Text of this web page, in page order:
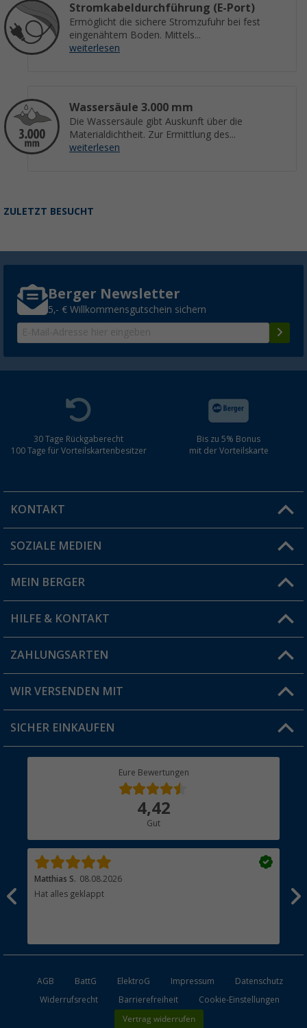
Stromkabeldurchführung (E-Port)
Ermöglicht die sichere Stromzufuhr bei fest
eingenähtem Boden. Mittels...
weiterlesen
Wassersäule 3.000 mm
Die Wassersäule gibt Auskunft über die
Materialdichtheit. Zur Ermittlung des...
weiterlesen
ZULETZT BESUCHT
Berger Newsletter
5,- € Willkommensgutschein sichern
30 Tage Rückgaberecht
100 Tage für Vorteilskartenbesitzer
Bis zu 5% Bonus
mit der Vorteilskarte
KONTAKT
Du hast eine Frage?
Filiale finden
SOZIALE MEDIEN
MEIN BERGER
Vorteilskarte
Blog
Jobs & Karriere
HILFE & KONTAKT
FAQ & Kontakt
Versandinformationen
Rücksendung
ZAHLUNGSARTEN
WIR VERSENDEN MIT
SICHER EINKAUFEN
Eure Bewertungen
4,42
Gut
Matthias S. 08.08.2026
Hat alles geklappt
AGB BattG ElektroG Impressum
Datenschutz
Widerrufsrecht
Barrierefreiheit Cookie-Einstellungen
Vertrag widerrufen